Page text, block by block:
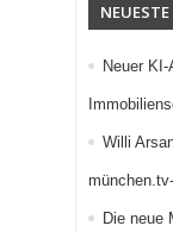
Neuer
Willi
Die neue